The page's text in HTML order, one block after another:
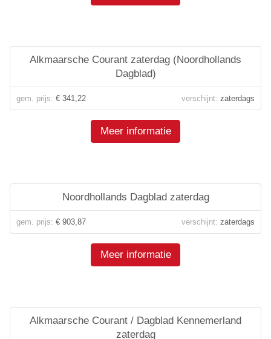
Alkmaarsche Courant zaterdag (Noordhollands
Dagblad)
gem. prijs: € 341,22 verschijnt: zaterdags
Meer informatie
Noordhollands Dagblad zaterdag
gem. prijs: € 903,87 verschijnt: zaterdags
Meer informatie
Alkmaarsche Courant / Dagblad Kennemerland
zaterdag